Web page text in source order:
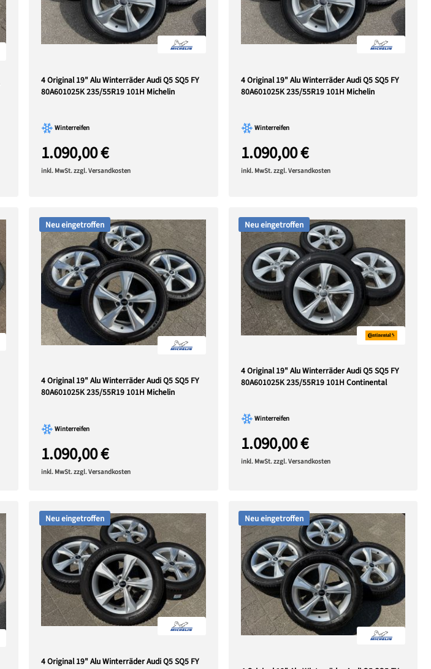
4 Original 19" Alu Winterräder Audi Q5 SQ5 FY
80A601025K 235/55R19 101H Michelin
Winterreifen
1.090,00 €
inkl. MwSt. zzgl. Versandkosten
4 Original 19" Alu Winterräder Audi Q5 SQ5 FY
80A601025K 235/55R19 101H Michelin
Winterreifen
1.090,00 €
inkl. MwSt. zzgl. Versandkosten
Neu eingetroffen
4 Original 19" Alu Winterräder Audi Q5 SQ5 FY
80A601025K 235/55R19 101H Michelin
Winterreifen
1.090,00 €
inkl. MwSt. zzgl. Versandkosten
Neu eingetroffen
4 Original 19" Alu Winterräder Audi Q5 SQ5 FY
80A601025K 235/55R19 101H Continental
Winterreifen
1.090,00 €
inkl. MwSt. zzgl. Versandkosten
Neu eingetroffen
4 Original 19" Alu Winterräder Audi Q5 SQ5 FY
Neu eingetroffen